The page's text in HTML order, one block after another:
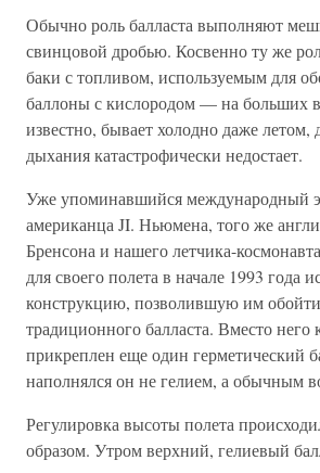
Обычно роль балласта выполняют
свинцовой дробью. Косвенно ту же
баки с топливом, используемым для
баллоны с кислородом — на больших
известно, бывает холодно даже летом,
дыхания катастрофически недостает.
Уже упоминавшийся международный
американца JI. Ньюмена, того же
Бренсона и нашего летчика-
для своего полета в начале 1993 года
конструкцию, позволившую им
традиционного балласта. Вместо него
прикреплен еще один герметический
наполнялся он не гелием, а обычным
Регулировка высоты полета
образом. Утром верхний, гелиевый